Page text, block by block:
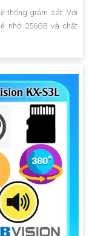
thống giám sát. Với
nhớ 256GB và chất